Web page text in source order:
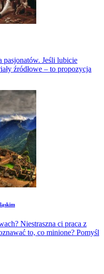
pasjonatów. Jeśli lubicie
źródłowe – to propozycja
Niestraszna ci praca z
to, co minione? Pomyśl